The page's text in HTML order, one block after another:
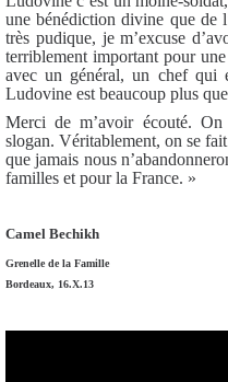
une bénédiction divine que de
très pudique, je m’excuse
terriblement important pour
avec un général, un chef
Ludovine est beaucoup plus
Merci de m’avoir écouté.
slogan. Véritablement, on se
que jamais nous
familles et pour la France. »
Camel Bechikh
Grenelle de la Famille
Bordeaux, 16.X.13